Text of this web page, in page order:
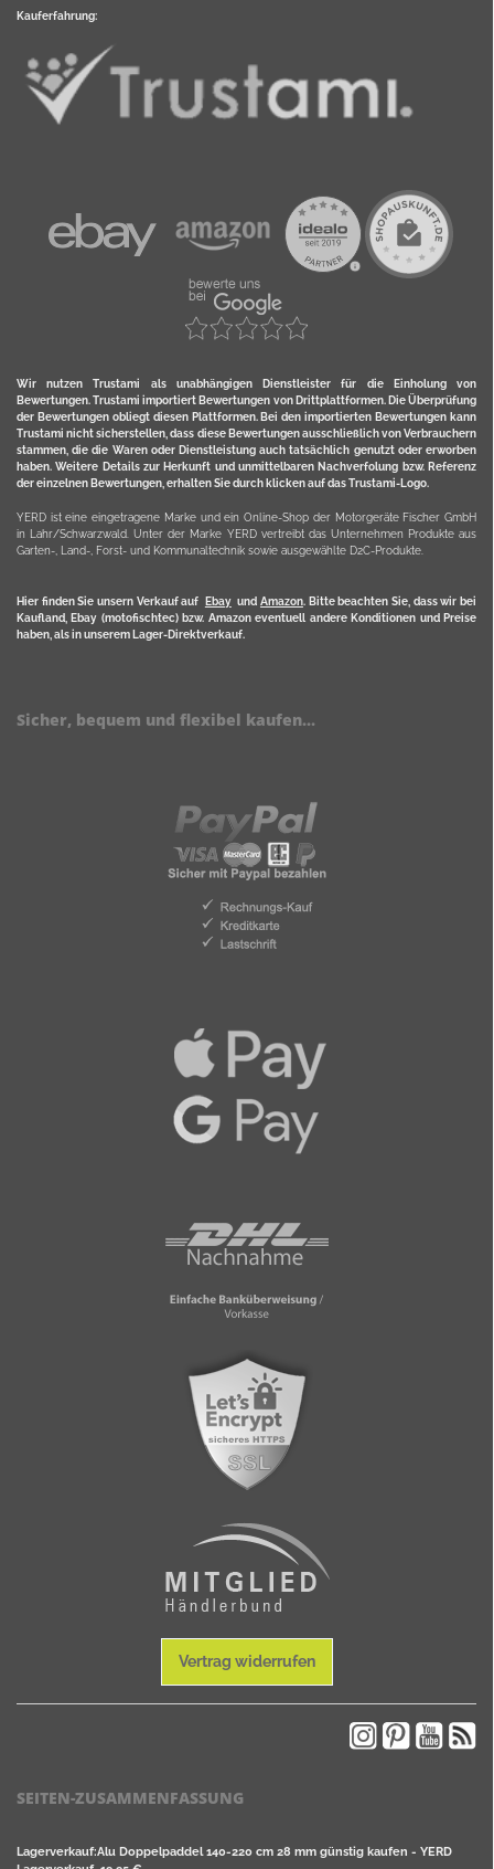
Kauferfahrung:
Wir nutzen Trustami als unabhängigen Dienstleister für die Einholung von
Bewertungen. Trustami importiert Bewertungen von Drittplattformen. Die Überprüfung
der Bewertungen obliegt diesen Plattformen. Bei den importierten Bewertungen kann
Trustami nicht sicherstellen, dass diese Bewertungen ausschließlich von Verbrauchern
stammen, die die Waren oder Dienstleistung auch tatsächlich genutzt oder erworben
haben. Weitere Details zur Herkunft und unmittelbaren Nachverfolung bzw. Referenz
der einzelnen Bewertungen, erhalten Sie durch klicken auf das Trustami-Logo.
YERD ist eine eingetragene Marke und ein Online-Shop der Motorgeräte Fischer GmbH
in Lahr/Schwarzwald. Unter der Marke YERD vertreibt das Unternehmen Produkte aus
Garten-, Land-, Forst- und Kommunaltechnik sowie ausgewählte D2C-Produkte.
Hier finden Sie unsern Verkauf auf Ebayund Amazon. Bitte beachten Sie, dass wir bei
Kaufland, Ebay (motofischtec) bzw. Amazon eventuell andere Konditionen und Preise
haben, als in unserem Lager-Direktverkauf.
Sicher, bequem und flexibel kaufen...
Vertrag widerrufen
SEITEN-ZUSAMMENFASSUNG
Lagerverkauf:Alu Doppelpaddel 140-220 cm 28 mm günstig kaufen - YERD